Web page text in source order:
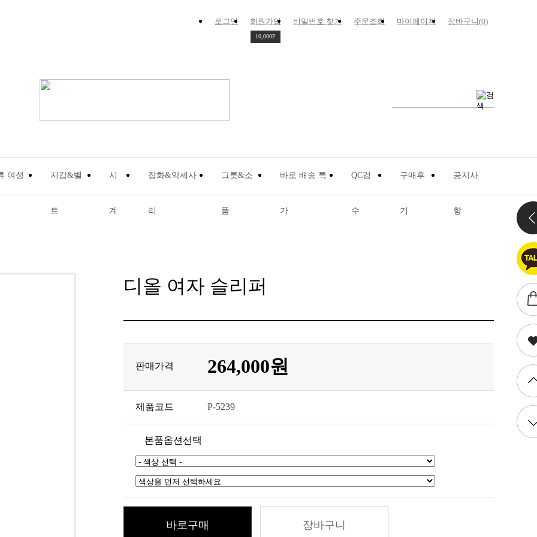
로그인 회원가입
10,000P
비밀번호 찾기 주문조회 마이페이지 장바구니(0)
여성 지갑&벨
트
시
계
잡화&악세사
리
그릇&소
품
바로 배송 특
가
QC검
수
구매후
기
공지사
항
디올 여자 슬리퍼
판매가격 264,000원
제품코드 P-5239
본품옵션선택
바로구매 장바구니